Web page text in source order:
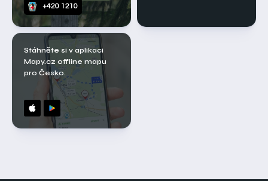
+420 1210
Stáhněte si v aplikaci
Mapy.cz offline mapu
pro Česko.